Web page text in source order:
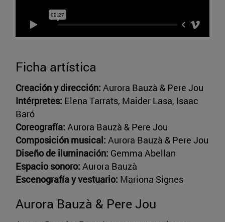
Ficha artística
Creación y dirección: Aurora Bauzà & Pere Jou
Intérpretes: Elena Tarrats, Maider Lasa, Isaac
Baró
Coreografía: Aurora Bauzà & Pere Jou
Composición musical: Aurora Bauzà & Pere Jou
Diseño de iluminación: Gemma Abellan
Espacio sonoro: Aurora Bauzà
Escenografía y vestuario: Mariona Signes
Aurora Bauzà & Pere Jou